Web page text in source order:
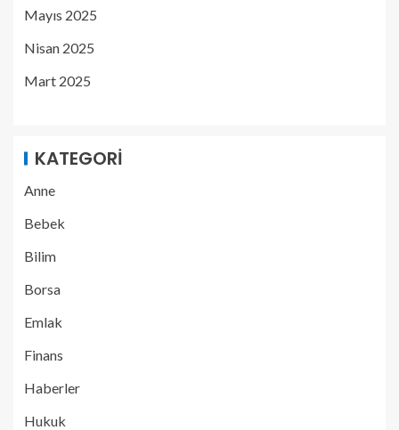
Mayıs 2025
Nisan 2025
Mart 2025
KATEGORI
Anne
Bebek
Bilim
Borsa
Emlak
Finans
Haberler
Hukuk